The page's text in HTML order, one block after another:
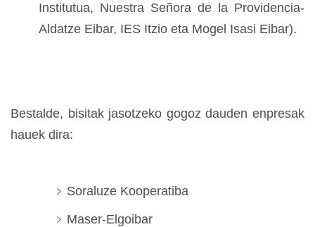
Institutua, Nuestra Señora de la Providencia-
Aldatze Eibar, IES Itzio eta Mogel Isasi Eibar).
Bestalde, bisitak jasotzeko gogoz dauden enpresak
hauek dira:
Soraluze Kooperatiba
Maser-Elgoibar